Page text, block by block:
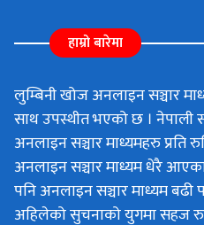
हाम्रो बारेमा
लुम्बिनी खोज अनलाइन सञ्चार
साथ उपस्थीत भएको छ । नेपाली
अनलाइन सञ्चार माध्यमहरु
अनलाइन सञ्चार माध्यम धेरै
पनि अनलाइन सञ्चार माध्यम बढी
अहिलेको सुचनाको युगमा सहज